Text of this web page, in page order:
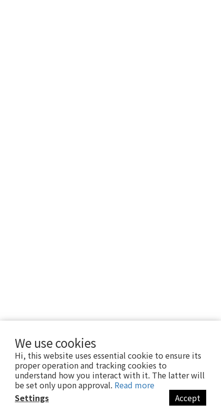
We use cookies
Hi, this website uses essential cookie to ensure its
proper operation and tracking cookies to
understand how you interact with it. The latter will
be set only upon approval. Read more
Settings
Accept
BUY NOW